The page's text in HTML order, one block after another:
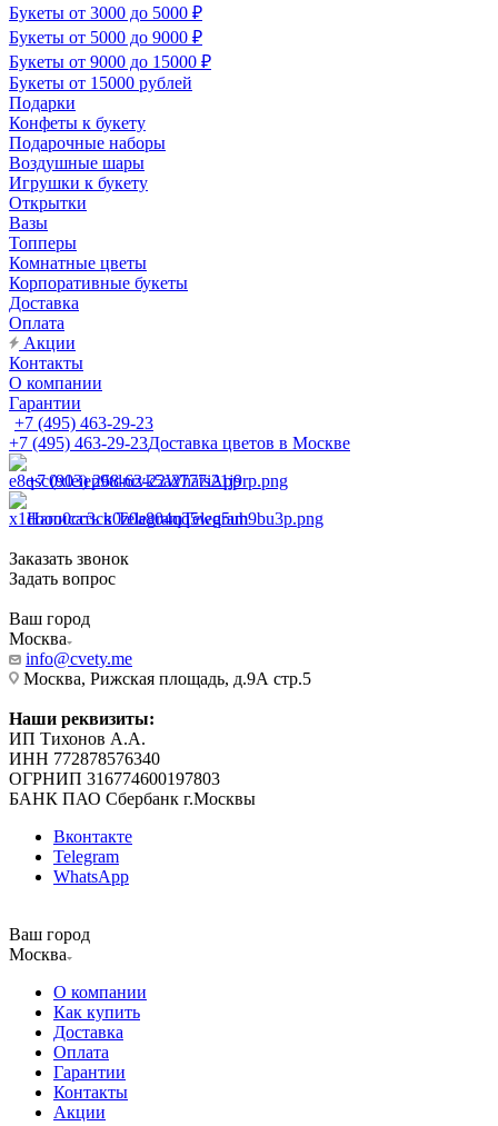
Букеты от 3000 до 5000 ₽
Букеты от 5000 до 9000 ₽
Букеты от 9000 до 15000 ₽
Букеты от 15000 рублей
Подарки
Конфеты к букету
Подарочные наборы
Воздушные шары
Игрушки к букету
Открытки
Вазы
Топперы
Комнатные цветы
Корпоративные букеты
Доставка
Оплата
Акции
Контакты
О компании
Гарантии
+7 (495) 463-29-23
+7 (495) 463-29-23Доставка цветов в Москве
+7 (903) 268-62-22WhatsApp
Написать в TelegramTelegram
Заказать звонок
Задать вопрос
Ваш город
Москва
info@cvety.me
Москва, Рижская площадь, д.9А стр.5
Наши реквизиты:
ИП Тихонов А.А.
ИНН 772878576340
ОГРНИП 316774600197803
БАНК ПАО Сбербанк г.Москвы
Вконтакте
Telegram
WhatsApp
Ваш город
Москва
О компании
Как купить
Доставка
Оплата
Гарантии
Контакты
Акции